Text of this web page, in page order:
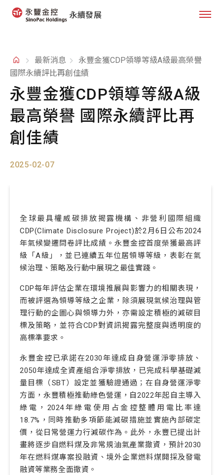
永續發展
最新消息
永豐金獲CDP領導等級A級最高榮譽
國際永續評比再創佳績
永豐金獲CDP領導等級A級
最高榮譽 國際永續評比再
創佳績
2025-02-07
全球最具權威碳排放揭露機構、非營利國際組織
CDP(Climate Disclosure Project)於2月6日公布2024
年氣候變遷問卷評比成績。永豐金控首度榮獲最高評
級「A級」，並已連續五年位居領導等級，表彰在氣
候治理、策略及行動中展現之最佳實踐。
CDP每年評估企業在環境推展與影響力的相關表現，
而被評選為領導等級之企業，除須展現氣候治理與管
理行動的企圖心與領導力外，亦需設定積極的減碳目
標及策略，並符合CDP對資訊揭露完整度與透明度的
高標準要求。
永豐金控已承諾在2030年達成自身營運淨零排放、
2050年達成全資產組合淨零排放，已完成科學基礎減
量目標（SBT）設定並獲驗證通過；在自身營運淨零
方面，永豐積極推動綠色營運，自2022年起自主導入
綠電，2024年綠電使用占金控整體用電比率達
18.7%，同時推動多項節能減碳措施並實施內部碳定
價，從日常營運力行減碳作為。此外，永豐已提出計
畫將逐步自燃料煤及非常規油氣產業撤資，預計2030
年在燃料煤專案投融資、境外企業燃料煤開採及發電
融資等業務全面撤資。